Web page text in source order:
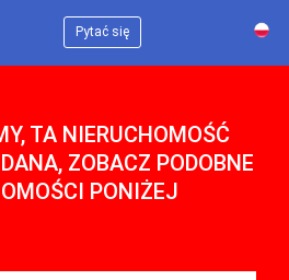
Pytać się
TA NIERUCHOMOŚĆ
ZOBACZ PODOBNE
PONIŻEJ